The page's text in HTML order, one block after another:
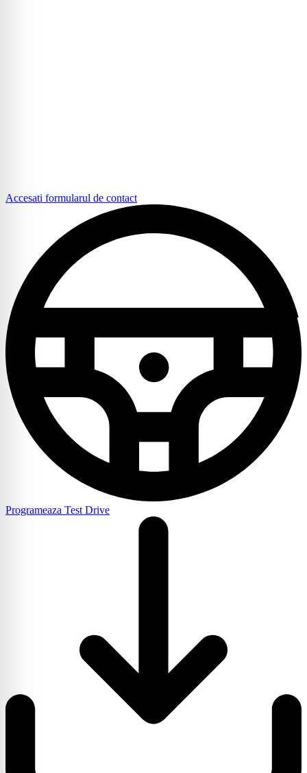
Accesati formularul de contact
Programeaza Test Drive